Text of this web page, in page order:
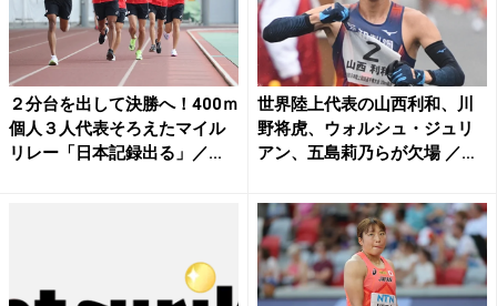
２分台を出して決勝へ！400ｍ
個人３人代表そろえたマイル
リレー「日本記録出る」／...
世界陸上代表の山西利和、川
野将虎、ウォルシュ・ジュリ
アン、五島莉乃らが欠場 ／